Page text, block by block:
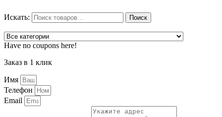
Искать: Поиск
Have no coupons here!
Заказ в 1 клик
Имя
Телефон
Email